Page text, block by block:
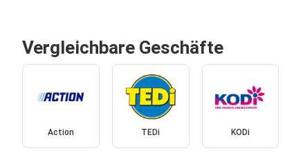
Vergleichbare Geschäfte
Action TEDi KODi